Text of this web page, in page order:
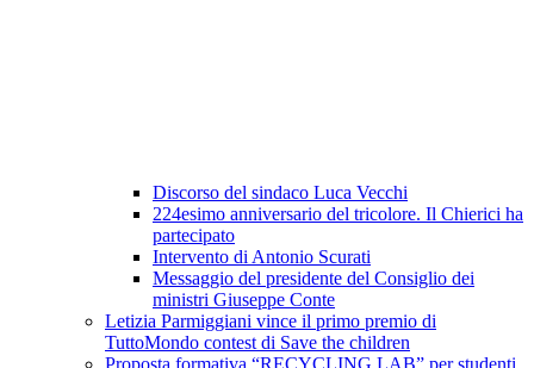
Discorso del sindaco Luca Vecchi
224esimo anniversario del tricolore. Il Chierici ha
partecipato
Intervento di Antonio Scurati
Messaggio del presidente del Consiglio dei
ministri Giuseppe Conte
Letizia Parmiggiani vince il primo premio di
TuttoMondo contest di Save the children